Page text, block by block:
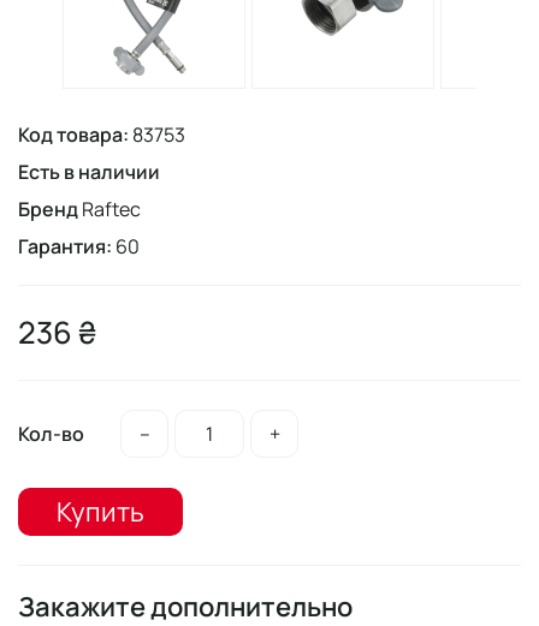
Код товара: 83753
Есть в наличии
БрендRaftec
Гарантия: 60
236 ₴
Кол-во – +
Купить
Закажите дополнительно